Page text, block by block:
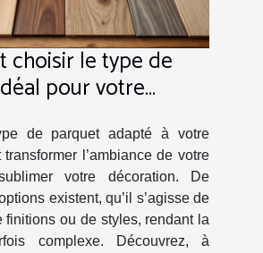
choisir le type de
pour votre
de parquet adapté à votre
l’ambiance de votre
votre décoration. De
existent, qu’il s’agisse de
finitions ou de styles, rendant la
complexe. Découvrez, à